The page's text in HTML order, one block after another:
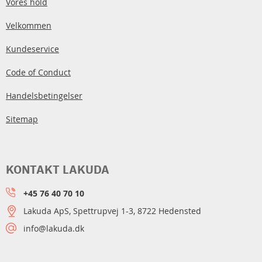
Vores hold
Velkommen
Kundeservice
Code of Conduct
Handelsbetingelser
Sitemap
KONTAKT LAKUDA
+45 76 40 70 10
Lakuda ApS, Spettrupvej 1-3, 8722 Hedensted
info@lakuda.dk